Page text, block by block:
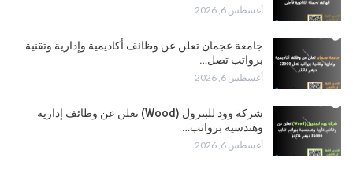
أغسطس 6, 2026
جامعة عجمان تعلن عن وظائف أكاديمية وإدارية وتقنية
برواتب تصل…
أغسطس 6, 2026
شركة وود للبترول (Wood) تعلن عن وظائف إدارية
وهندسية برواتب…
أغسطس 6, 2026